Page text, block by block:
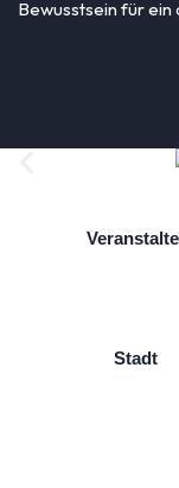
Bewusstsein für ein
Stadt